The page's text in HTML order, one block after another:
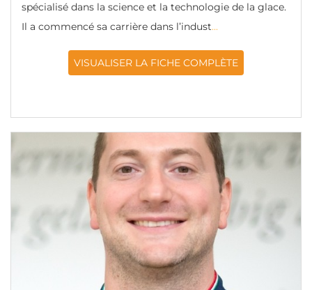
spécialisé dans la science et la technologie de la glace.
Il a commencé sa carrière dans l’indust...
VISUALISER LA FICHE COMPLÈTE